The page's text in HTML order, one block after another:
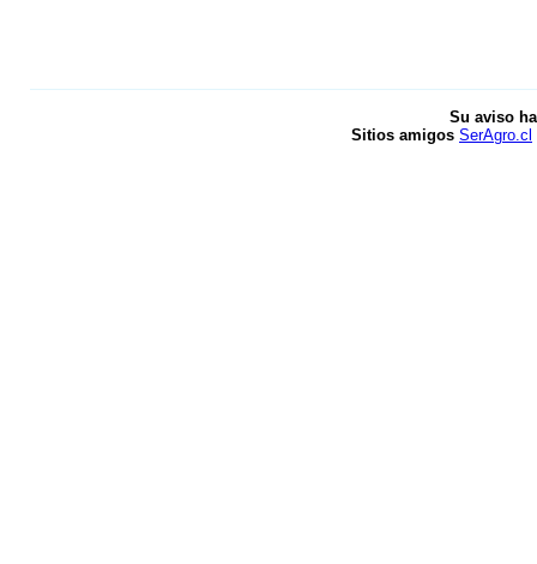
Su aviso
Sitios amigos SerAgro.cl